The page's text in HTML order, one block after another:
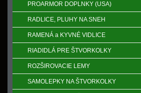
PROARMOR DOPLNKY (USA)
RADLICE, PLUHY NA SNEH
RAMENÁ a KYVNÉ VIDLICE
RIADIDLÁ PRE ŠTVORKOLKY
ROZŠIROVACIE LEMY
SAMOLEPKY NA ŠTVORKOLKY